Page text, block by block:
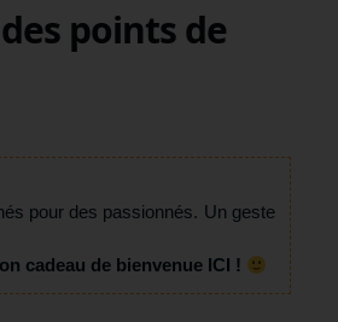
points de
pour des passionnés. Un geste
cadeau de bienvenue ICI !